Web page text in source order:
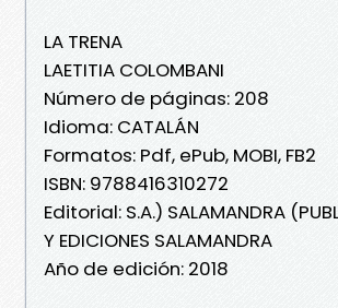
LA TRENA
LAETITIA COLOMBANI
Número de páginas: 208
Idioma: CATALÁN
Formatos: Pdf, ePub, MOBI, FB2
ISBN: 9788416310272
Editorial: S.A.) SALAMANDRA
Y EDICIONES SALAMANDRA
Año de edición: 2018